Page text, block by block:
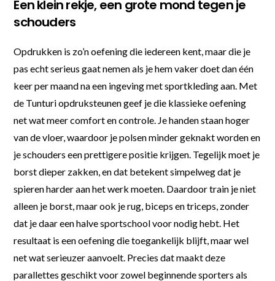
Een klein rekje, een grote mond tegen je
schouders
Opdrukken is zo’n oefening die iedereen kent, maar die je
pas echt serieus gaat nemen als je hem vaker doet dan één
keer per maand na een ingeving met sportkleding aan. Met
de Tunturi opdruksteunen geef je die klassieke oefening
net wat meer comfort en controle. Je handen staan hoger
van de vloer, waardoor je polsen minder geknakt worden en
je schouders een prettigere positie krijgen. Tegelijk moet je
borst dieper zakken, en dat betekent simpelweg dat je
spieren harder aan het werk moeten. Daardoor train je niet
alleen je borst, maar ook je rug, biceps en triceps, zonder
dat je daar een halve sportschool voor nodig hebt. Het
resultaat is een oefening die toegankelijk blijft, maar wel
net wat serieuzer aanvoelt. Precies dat maakt deze
parallettes geschikt voor zowel beginnende sporters als